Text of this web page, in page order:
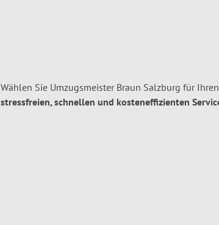
Wählen Sie Umzugsmeister Braun Salzburg für
stressfreien, schnellen und kosteneffizienten